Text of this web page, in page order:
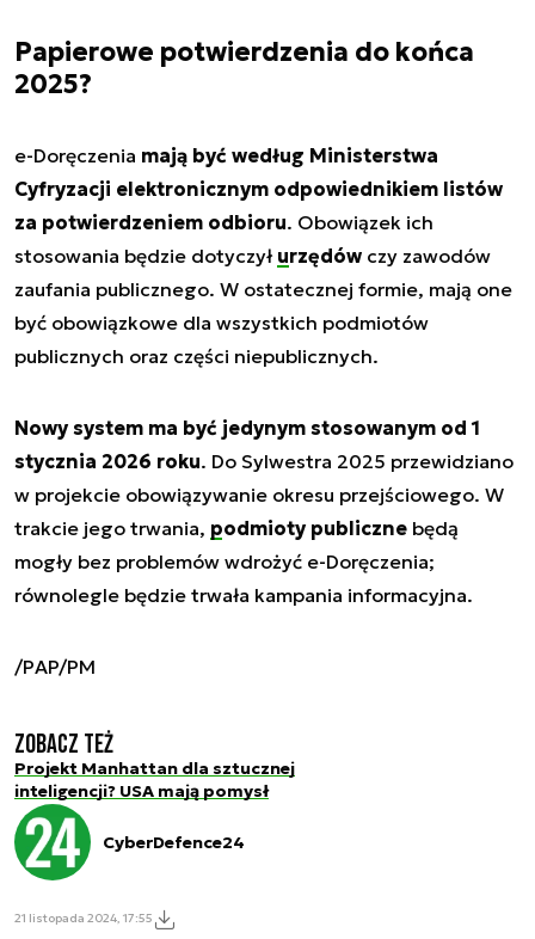
Papierowe potwierdzenia do końca
2025?
e-Doręczenia mają być według Ministerstwa
Cyfryzacji elektronicznym odpowiednikiem listów
za potwierdzeniem odbioru. Obowiązek ich
stosowania będzie dotyczył urzędów czy zawodów
zaufania publicznego. W ostatecznej formie, mają one
być obowiązkowe dla wszystkich podmiotów
publicznych oraz części niepublicznych.
Nowy system ma być jedynym stosowanym od 1
stycznia 2026 roku. Do Sylwestra 2025 przewidziano
w projekcie obowiązywanie okresu przejściowego. W
trakcie jego trwania, podmioty publiczne będą
mogły bez problemów wdrożyć e-Doręczenia;
równolegle będzie trwała kampania informacyjna.
/PAP/PM
Zobacz też
Projekt Manhattan dla sztucznej
inteligencji? USA mają pomysł
CyberDefence24
21 listopada 2024, 17:55